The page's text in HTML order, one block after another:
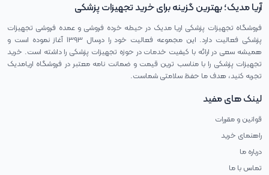
آریا مدیک؛ بهترین گزینه برای خرید تجهیزات پزشکی
فروشگاه تجهیزات پزشکی اریا مدیک در حیطه خرده فروشی و عمده فروشی تجهیزات
پزشکی فعالیت دارد. این مجموعه فعالیت خود را درسال ۱۳۹۳ آغاز نموده است و
همیشه سعی در ارائه با کیفیت خدمات در حوزه تجهیزات پزشکی را داشته است. خرید
تجهیزات پزشکی را با مناسب ترین قیمت و ضمانت نامه معتبر در فروشگاه اریامدیک
تجربه کنید، هدف ما حفظ سلامتی شماست.
لینک های مفید
قوانین و مقررات
راهنمای خرید
درباره ما
تماس با ما